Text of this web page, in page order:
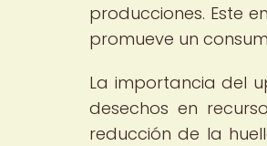
producciones. Este
promueve un
La importancia del
desechos en
reducción de la